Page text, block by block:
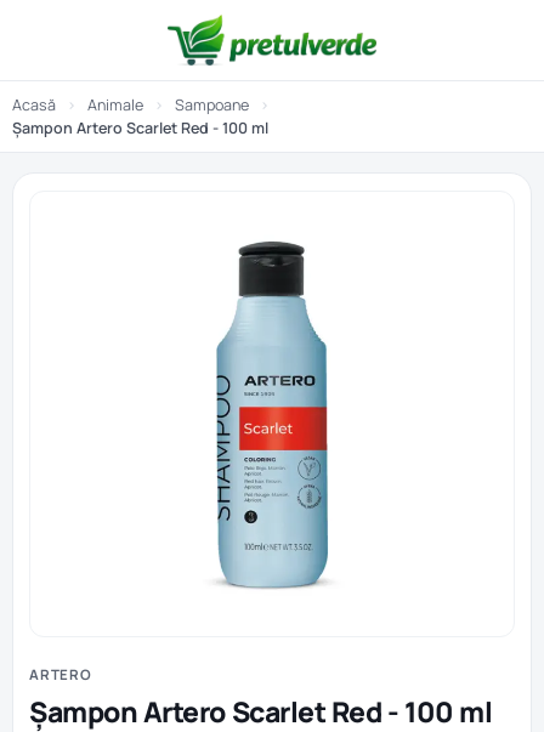
Acasă › Animale › Sampoane
›
Șampon Artero Scarlet Red - 100 ml
ARTERO
Șampon Artero Scarlet Red - 100 ml